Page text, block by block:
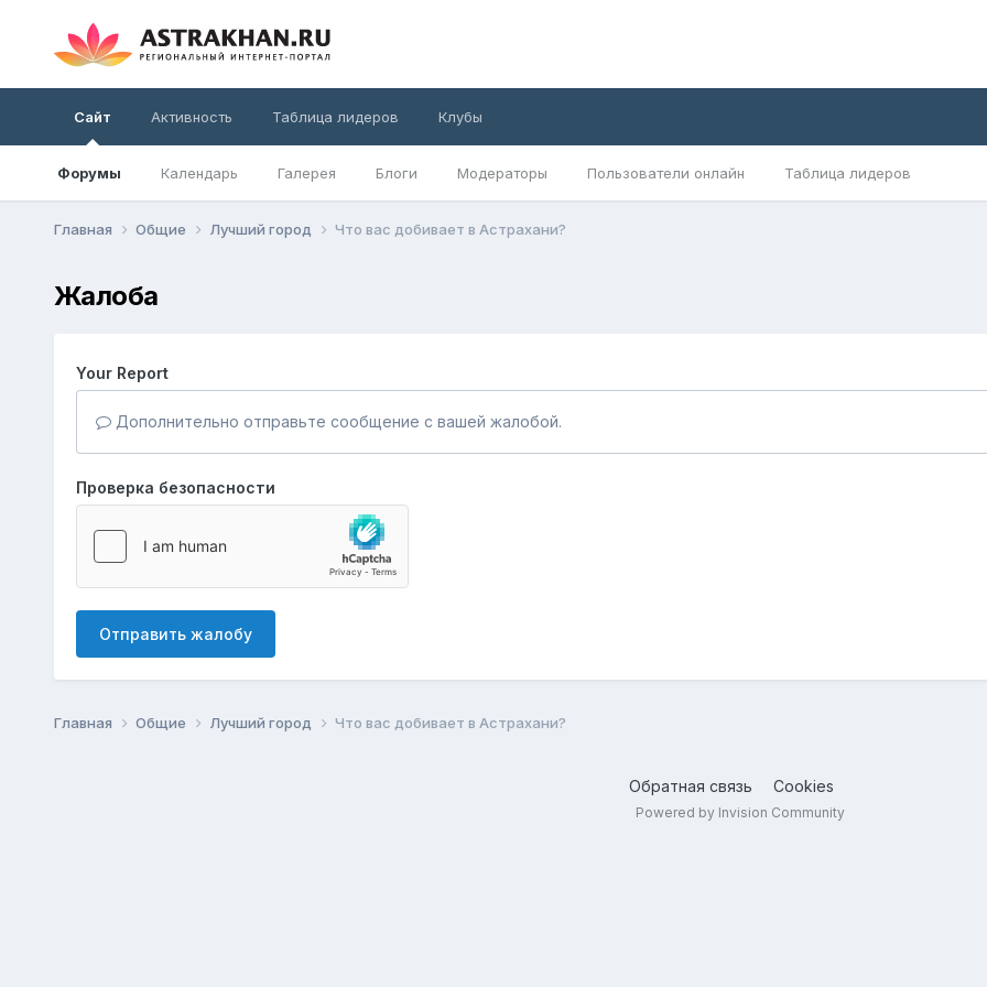
Сайт
Форумы Календарь Галерея Блоги Модераторы Пользователи онлайн Таблица лидеров
Активность Таблица лидеров Клубы
Главная Общие Лучший город Что вас добивает в Астрахани?
Жалоба
Your Report
Дополнительно отправьте сообщение с вашей жалобой.
Проверка безопасности
Отправить жалобу
Главная Общие Лучший город Что вас добивает в Астрахани?
Обратная связь Cookies
Powered by Invision Community